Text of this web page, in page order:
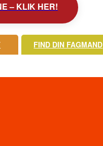
– KLIK HER!
FIND DIN FAGMAND